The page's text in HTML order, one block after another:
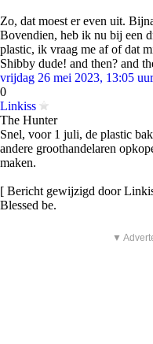
Zo, dat moest er even uit.
Bovendien, heb ik nu bij een
plastic, ik vraag me af of dat
Shibby dude! and then? and
vrijdag 26 mei 2023, 13:05 uur
0
Linkiss
The Hunter
Snel, voor 1 juli, de plastic
andere groothandelaren
maken.
[ Bericht gewijzigd door
Blessed be.
▼